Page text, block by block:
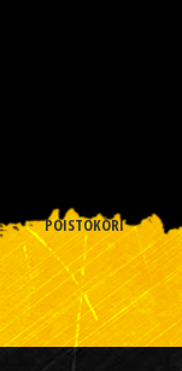
POISTOKORI